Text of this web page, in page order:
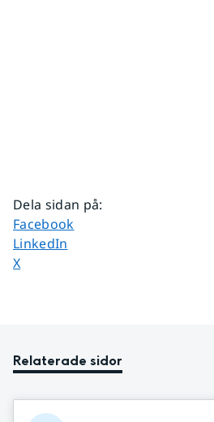
Dela sidan på:
Dela sidan på
Facebook
Dela sidan på
LinkedIn
Dela sidan på
X
Relaterade sidor